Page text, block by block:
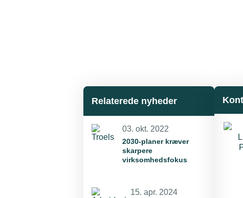
Relaterede nyheder
03. okt. 2022
2030-planer kræver
skarpere
virksomhedsfokus
15. apr. 2024